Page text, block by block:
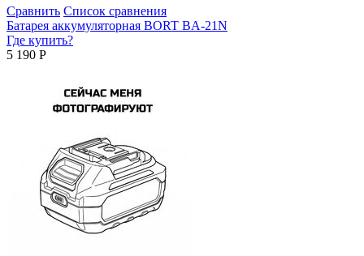
Сравнить Список сравнения
Батарея аккумуляторная BORT BA-21N
Где купить?
5 190 Р